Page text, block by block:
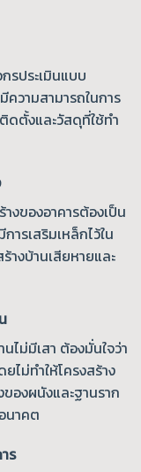
ประเมินแบบ
ความสามารถในการ
ดตั้งและวัสดุที่ใช้ทำ
างของอาคารต้องเป็น
ารเสริมเหล็กไว้ใน
างบ้านเสียหายและ
ม่มีเสา ต้องมั่นใจว่า
ไม่ทำให้โครงสร้าง
องผนังและฐานราก
นาคต
ร